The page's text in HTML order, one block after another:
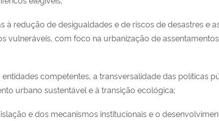
à redução de desigualdades e de riscos de desastres e
vulneráveis, com foco na urbanização de
competentes, a transversalidade das políticas
urbano sustentável e à transição ecológica;
e dos mecanismos institucionais e o